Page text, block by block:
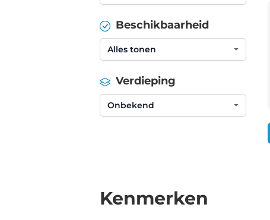
Beschikbaarheid
Verdieping
Kenmerken